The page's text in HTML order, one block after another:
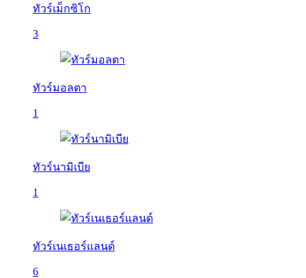
ทัวร์เม็กซิโก
3
ทัวร์มอลตา
1
ทัวร์นามิเบีย
1
ทัวร์เนเธอร์แลนด์
6